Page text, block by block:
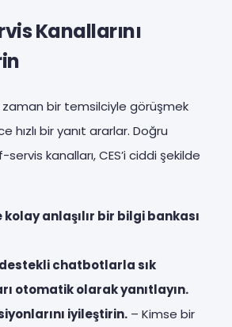
Kanallarını
bir temsilciyle görüşmek
bir yanıt ararlar. Doğru
kanalları, CES’i ciddi şekilde
kolay anlaşılır bir bilgi bankası
chatbotlarla sık
otomatik olarak yanıtlayın.
iyileştirin. – Kimse bir